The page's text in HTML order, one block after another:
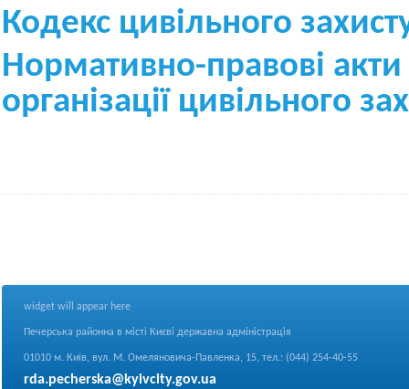
Кодекс цивільного
Нормативно-правові акти
організації цивільного
widget will appear here
Печерська районна в місті Києві державна адміністрація
01010 м. Київ, вул. М. Омеляновича-Павленка, 15, тел.: (044) 254-40-55
rda.pecherska@kyivcity.gov.ua